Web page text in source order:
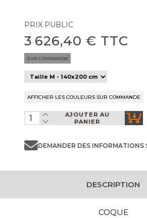
PRIX PUBLIC
3 626,40 € TTC
SUR COMMANDE
AJOUTER AU
PANIER
DEMANDER DES INFORMATIONS
DESCRIPTION
COQUE